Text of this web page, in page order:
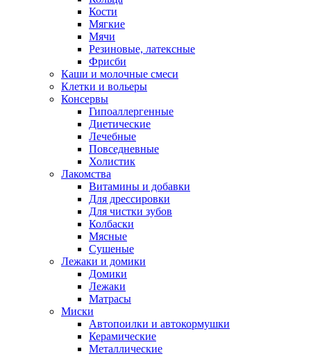
Кости
Мягкие
Мячи
Резиновые, латексные
Фрисби
Каши и молочные смеси
Клетки и вольеры
Консервы
Гипоаллергенные
Диетические
Лечебные
Повседневные
Холистик
Лакомства
Витамины и добавки
Для дрессировки
Для чистки зубов
Колбаски
Мясные
Сушеные
Лежаки и домики
Домики
Лежаки
Матрасы
Миски
Автопоилки и автокормушки
Керамические
Металлические